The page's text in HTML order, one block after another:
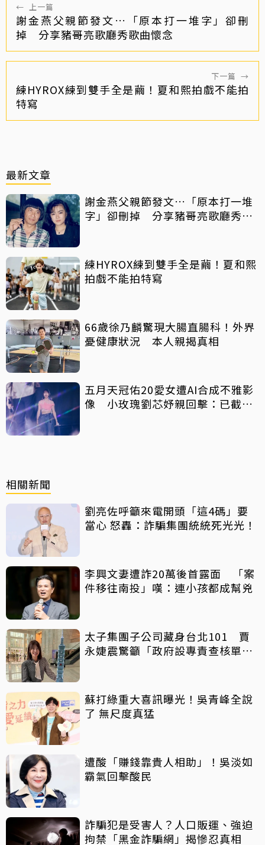
← 上一篇
謝金燕父親節發文…「原本打一堆字」卻刪
掉 分享豬哥亮歌廳秀歌曲懷念
下一篇 →
練HYROX練到雙手全是繭！夏和熙拍戲不能拍
特寫
最新文章
謝金燕父親節發文…「原本打一堆
字」卻刪掉 分享豬哥亮歌廳秀歌
練HYROX練到雙手全是繭！夏和熙
拍戲不能拍特寫
66歲徐乃麟驚現大腸直腸科！外界
憂健康狀況 本人親揭真相
五月天冠佑20愛女遭AI合成不雅影
像 小玫瑰劉芯妤親回擊：已截圖
相關新聞
劉亮佐呼籲來電開頭「這4碼」要
當心 怒轟：詐騙集團統統死光光！
李興文妻遭詐20萬後首露面 「案
件移往南投」嘆：連小孩都成幫兇
太子集團子公司藏身台北101 賈
永婕震驚籲「政府設專責查核單
蘇打綠重大喜訊曝光！吳青峰全說
了 無尺度真猛
遭酸「賺錢靠貴人相助」！吳淡如
霸氣回擊酸民
詐騙犯是受害人？人口販運、強迫
拘禁「黑金詐騙網」揭慘忍真相